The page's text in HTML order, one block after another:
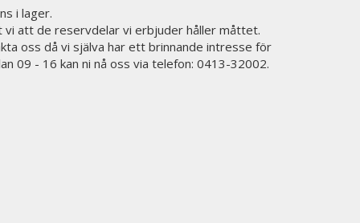
i lager.
att de reservdelar vi erbjuder håller måttet.
oss då vi själva har ett brinnande intresse för
09 - 16 kan ni nå oss via telefon: 0413-32002.